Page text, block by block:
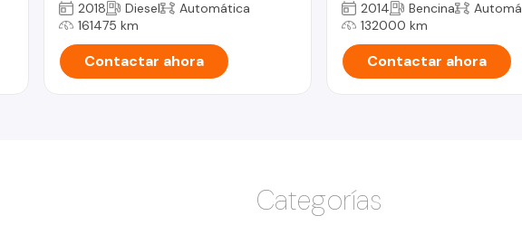
2018 Diesel
Automática
161475 km
Contactar ahora
2014 Bencina
132000 km
Contactar ahora
Categorías